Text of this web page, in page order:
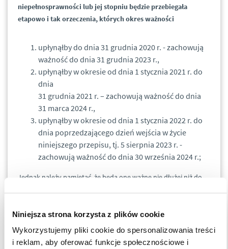
Niniejsza strona korzysta z plików cookie
Wykorzystujemy pliki cookie do spersonalizowania treści
i reklam, aby oferować funkcje społecznościowe i
niepełnosprawności lub jej stopniu będzie przebiegała
etapowo i tak orzeczenia, których okres ważności
upłynąłby do dnia 31 grudnia 2020 r. - zachowują
ważność do dnia 31 grudnia 2023 r.,
upłynąłby w okresie od dnia 1 stycznia 2021 r. do
dnia
31 grudnia 2021 r. – zachowują ważność do dnia
31 marca 2024 r.,
upłynąłby w okresie od dnia 1 stycznia 2022 r. do
dnia poprzedzającego dzień wejścia w życie
niniejszego przepisu, tj. 5 sierpnia 2023 r. -
zachowują ważność do dnia 30 września 2024 r.;
Jednak należy pamiętać, że będą one ważne nie dłużej niż do
Co więcej, świadczenia z pomocy społecznej oraz inne będą
przyznawane do czasu, którego została ustalona ważność